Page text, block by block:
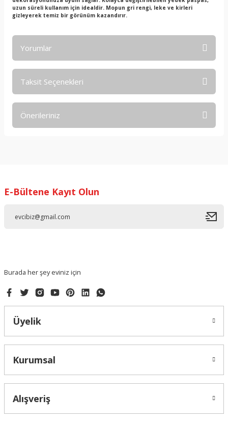
uzun süreli kullanım için idealdir. Mopun gri rengi, leke ve kirleri
gizleyerek temiz bir görünüm kazandırır.
Yorumlar
Taksit Seçenekleri
Önerileriniz
Ürün resmi kalitesiz, bozuk veya görüntülenemiyor.
E-Bültene Kayıt Olun
Burada her şey eviniz için
Üyelik
Kurumsal
Alışveriş